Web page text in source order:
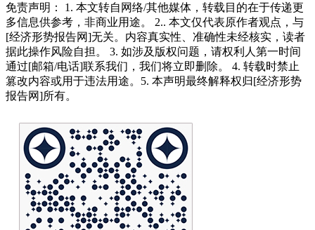
免责声明： 1. 本文转自网络/其他媒体，转载目的在于传递更
多信息供参考，非商业用途。 2.. 本文仅代表原作者观点，与
[经济形势报告网]无关。内容真实性、准确性未经核实，读者
据此操作风险自担。 3. 如涉及版权问题，请权利人第一时间
通过[邮箱/电话]联系我们，我们将立即删除。 4. 转载时禁止
篡改内容或用于违法用途。5. 本声明最终解释权归[经济形势
报告网]所有。